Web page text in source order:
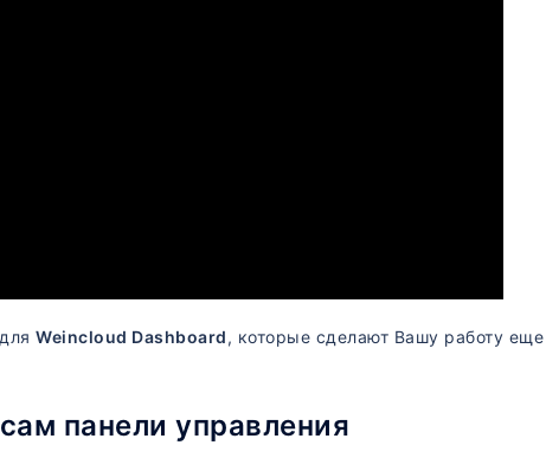
Weincloud Dashboard, которые сделают Вашу работу еще
панели управления